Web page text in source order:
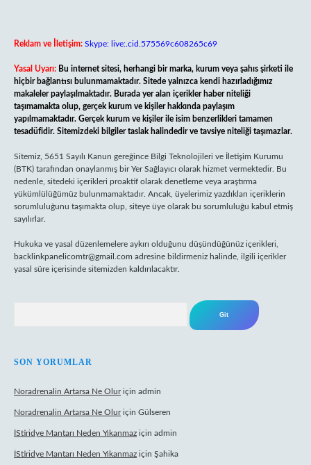
Reklam ve İletişim: Skype: live:.cid.575569c608265c69
Yasal Uyarı: Bu internet sitesi, herhangi bir marka, kurum veya şahıs şirketi ile
hiçbir bağlantısı bulunmamaktadır. Sitede yalnızca kendi hazırladığımız
makaleler paylaşılmaktadır. Burada yer alan içerikler haber niteliği
taşımamakta olup, gerçek kurum ve kişiler hakkında paylaşım
yapılmamaktadır. Gerçek kurum ve kişiler ile isim benzerlikleri tamamen
tesadüfidir. Sitemizdeki bilgiler taslak halindedir ve tavsiye niteliği taşımazlar.
Sitemiz, 5651 Sayılı Kanun gereğince Bilgi Teknolojileri ve İletişim Kurumu
(BTK) tarafından onaylanmış bir Yer Sağlayıcı olarak hizmet vermektedir. Bu
nedenle, sitedeki içerikleri proaktif olarak denetleme veya araştırma
yükümlülüğümüz bulunmamaktadır. Ancak, üyelerimiz yazdıkları içeriklerin
sorumluluğunu taşımakta olup, siteye üye olarak bu sorumluluğu kabul etmiş
sayılırlar.
Hukuka ve yasal düzenlemelere aykırı olduğunu düşündüğünüz içerikleri,
backlinkpanelicomtr@gmail.com adresine bildirmeniz halinde, ilgili içerikler
yasal süre içerisinde sitemizden kaldırılacaktır.
SON YORUMLAR
Noradrenalin Artarsa Ne Oluriçin admin
Noradrenalin Artarsa Ne Oluriçin Gülseren
İStiridye Mantarı Neden Yıkanmaz için admin
İStiridye Mantarı Neden Yıkanmaz için Şahika